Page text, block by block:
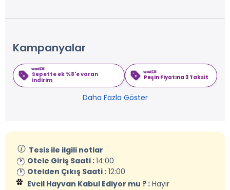
Kampanyalar
Sepette ek %8'e varan
indirim
Peşin Fiyatına 3 Taksit
Daha Fazla Göster
Tesis ile ilgili notlar
Otele Giriş Saati :14:00
Otelden Çıkış Saati : 12:00
Evcil Hayvan Kabul Ediyor mu ? : Hayır